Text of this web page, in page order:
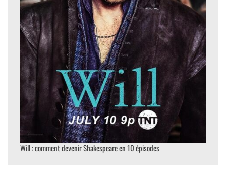
Will : comment devenir Shakespeare en 10 épisodes